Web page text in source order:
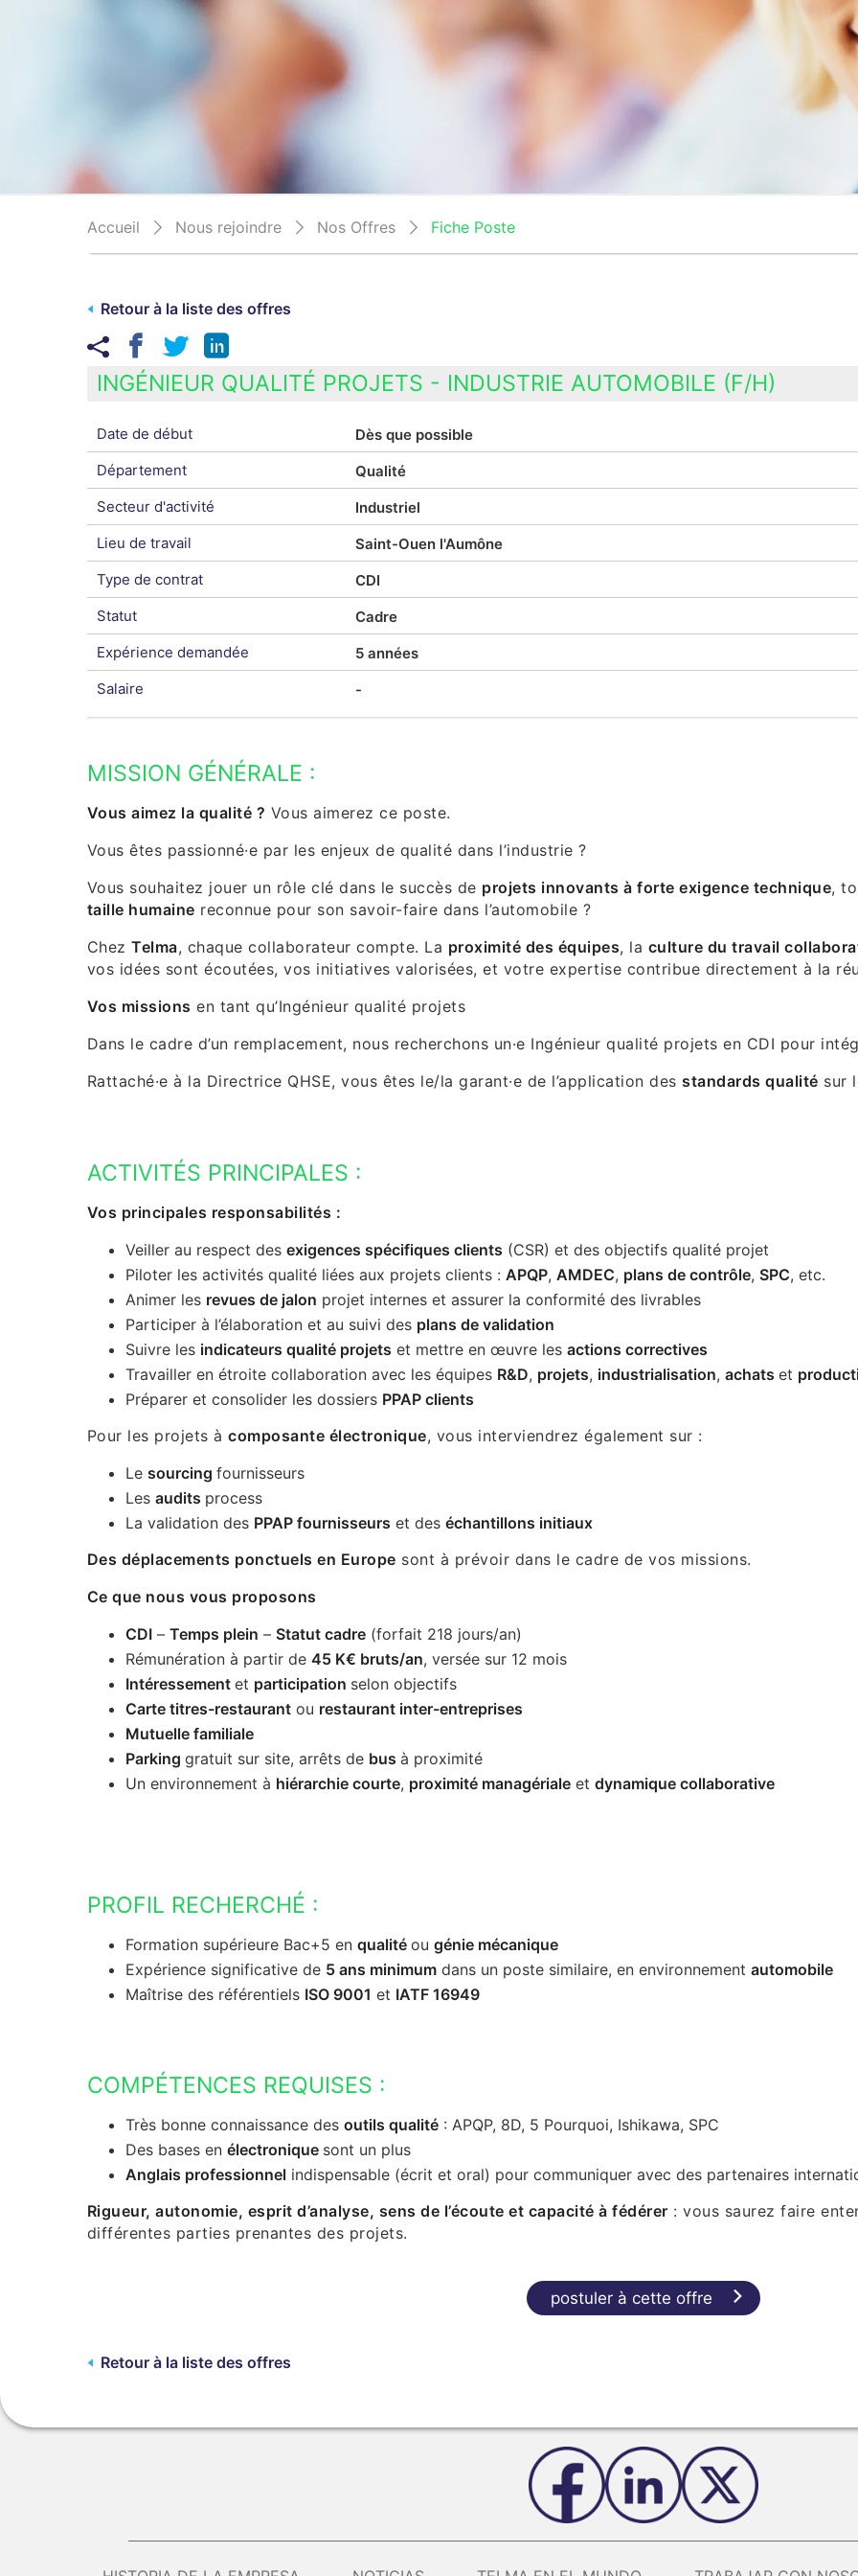
Accueil Nous rejoindre Nos Offres Fiche Poste
Retour à la liste des offres
INGÉNIEUR QUALITÉ PROJETS - INDUSTRIE AUTOMOBILE (F/H)
Date de début
Dès que possible
Département
Qualité
Secteur d'activité
Industriel
Lieu de travail
Saint-Ouen l'Aumône
Type de contrat
CDI
Statut
Cadre
Expérience demandée
5 années
Salaire
-
MISSION GÉNÉRALE :
Vous aimez la qualité ? Vous aimerez ce poste.
Vous êtes passionné·e par les enjeux de qualité dans l’industrie ?
Vous souhaitez jouer un rôle clé dans le succès de projets innovants à forte exigence technique,
taille humaine reconnue pour son savoir-faire dans l’automobile ?
ChezTelma, chaque collaborateur compte. La proximité des équipes, la culture du travail
vos idées sont écoutées, vos initiatives valorisées, et votre expertise contribue directement à la
Vos missions en tant qu’Ingénieur qualité projets
Dans le cadre d’un remplacement, nous recherchons un·e Ingénieur qualité projets en CDI pour
Rattaché·e à la Directrice QHSE, vous êtes le/la garant·e de l’application desstandards qualité sur
ACTIVITÉS PRINCIPALES :
Vos principales responsabilités :
Veiller au respect des exigences spécifiques clients (CSR) et des objectifs qualité projet
Piloter les activités qualité liées aux projets clients : APQP, AMDEC, plans de contrôle, SPC, etc.
Animer les revues de jalon projet internes et assurer la conformité des livrables
Participer à l’élaboration et au suivi des plans de validation
Suivre les indicateurs qualité projets et mettre en œuvre les actions correctives
Travailler en étroite collaboration avec les équipes R&D, projets, industrialisation, achats et
Préparer et consolider les dossiers PPAP clients
Pour les projets àcomposante électronique, vous interviendrez également sur :
Le sourcing fournisseurs
Les audits process
La validation des PPAP fournisseurs et des échantillons initiaux
Des déplacements ponctuels en Europe sont à prévoir dans le cadre de vos missions.
Ce que nous vous proposons
CDI– Temps plein – Statut cadre(forfait 218 jours/an)
Rémunération à partir de 45 K€ bruts/an, versée sur 12 mois
Intéressement et participation selon objectifs
Carte titres-restaurantou restaurant inter-entreprises
Mutuelle familiale
Parking gratuit sur site, arrêts de bus à proximité
Un environnement à hiérarchie courte, proximité managérialeet dynamique collaborative
PROFIL RECHERCHÉ :
Formation supérieure Bac+5 en qualité ou génie mécanique
Expérience significative de 5 ans minimumdans un poste similaire, en environnement automobile
Maîtrise des référentiels ISO 9001 et IATF 16949
COMPÉTENCES REQUISES :
Très bonne connaissance des outils qualité: APQP, 8D, 5 Pourquoi, Ishikawa, SPC
Des bases en électronique sont un plus
Anglais professionnelindispensable (écrit et oral) pour communiquer avec des partenaires
Rigueur, autonomie, esprit d’analyse, sens de l’écoute et capacité à fédérer : vous saurez faire
différentes parties prenantes des projets.
postuler à cette offre
Retour à la liste des offres